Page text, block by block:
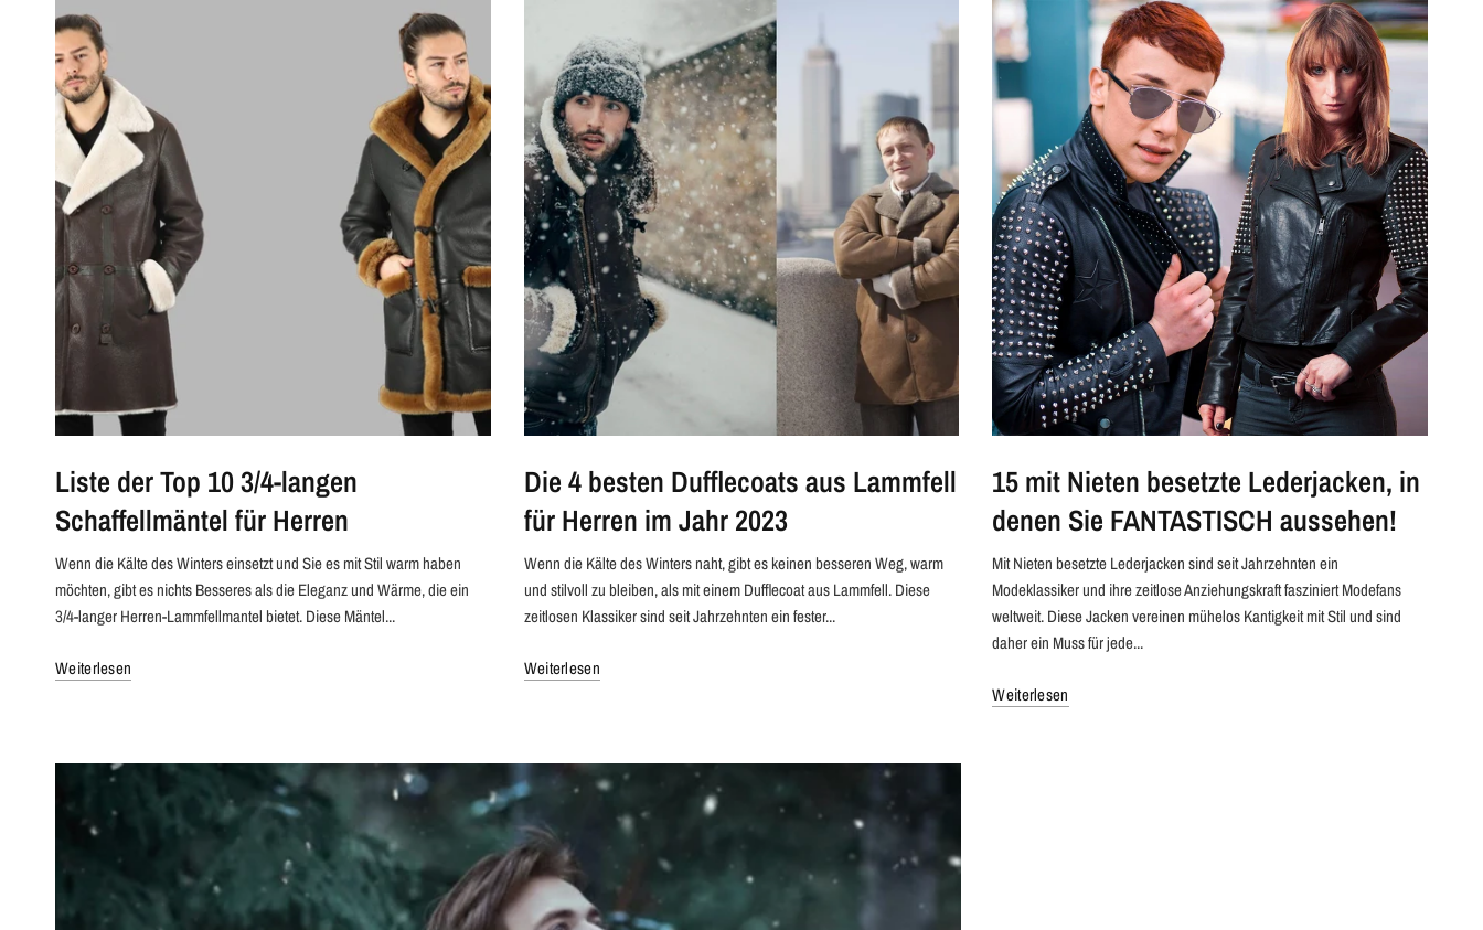
Liste der Top 10 3/4-langen
Schaffellmäntel für Herren
Wenn die Kälte des Winters einsetzt und Sie es mit Stil warm haben
möchten, gibt es nichts Besseres als die Eleganz und Wärme, die ein
3/4-langer Herren-Lammfellmantel bietet. Diese Mäntel...
Weiterlesen
Die 4 besten Dufflecoats aus Lammfell
für Herren im Jahr 2023
Wenn die Kälte des Winters naht, gibt es keinen besseren Weg, warm
und stilvoll zu bleiben, als mit einem Dufflecoat aus Lammfell. Diese
zeitlosen Klassiker sind seit Jahrzehnten ein fester...
Weiterlesen
15 mit Nieten besetzte Lederjacken, in
denen Sie FANTASTISCH aussehen!
Mit Nieten besetzte Lederjacken sind seit Jahrzehnten ein
Modeklassiker und ihre zeitlose Anziehungskraft fasziniert Modefans
weltweit. Diese Jacken vereinen mühelos Kantigkeit mit Stil und sind
daher ein Muss für jede...
Weiterlesen